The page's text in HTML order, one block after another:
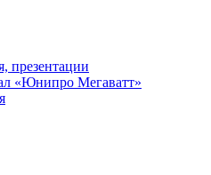
презентации
«Юнипро Мегаватт»